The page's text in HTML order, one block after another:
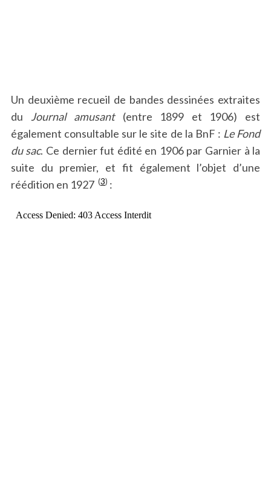
Un deuxième recueil de bandes dessinées extraites
du Journal amusant(entre 1899 et 1906) est
également consultable sur le site de la BnF : Le Fond
du sac. Ce dernier fut édité en 1906 par Garnier à la
suite du premier, et fit également l’objet d’une
réédition en 1927 (3) :